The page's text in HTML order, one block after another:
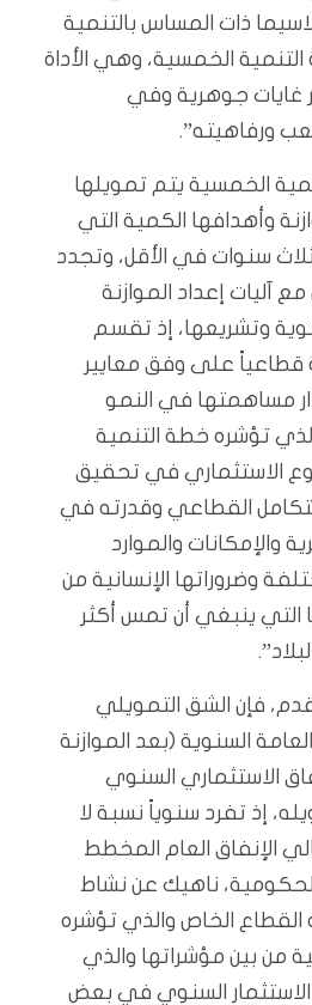
ذات المساس بالتنمية
الخمسية، وهي الأداة
غايات جوهرية وفي
ورفاهيته”.
الخمسية يتم تمويلها
وأهدافها الكمية التي
سنوات في الأقل، وتجدد
آليات إعداد الموازنة
وتشريعها، إذ تقسم
قطاعياً على وفق معايير
مساهمتها في النمو
تؤشره خطة التنمية
الاستثماري في تحقيق
القطاعي وقدرته في
والإمكانات والموارد
وضروراتها الإنسانية من
التي ينبغي أن تمس أكثر
فإن الشق التمويلي
السنوية (بعد الموازنة
الاستثماري السنوي
إذ تفرد سنوياً نسبة لا
إجمالي الإنفاق العام المخطط
الحكومية، ناهيك عن نشاط
القطاع الخاص والذي تؤشره
من بين مؤشراتها والذي
الاستثمار السنوي في بعض